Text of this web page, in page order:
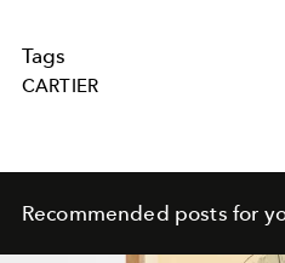
Tags
CARTIER
Recommended posts for